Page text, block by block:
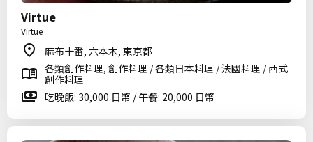
Virtue
Virtue
麻布十番, 六本木, 東京都
各類創作料理, 創作料理 / 各類日本料理 / 法國料理 / 西式
創作料理
吃晚飯: 30,000 日幣 / 午餐: 20,000 日幣